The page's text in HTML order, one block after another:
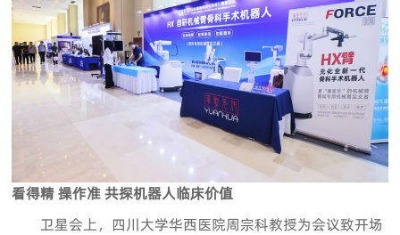
看得精 操作准 共探机器人临床价值
卫星会上，四川大学华西医院周宗科教授为会议致开场